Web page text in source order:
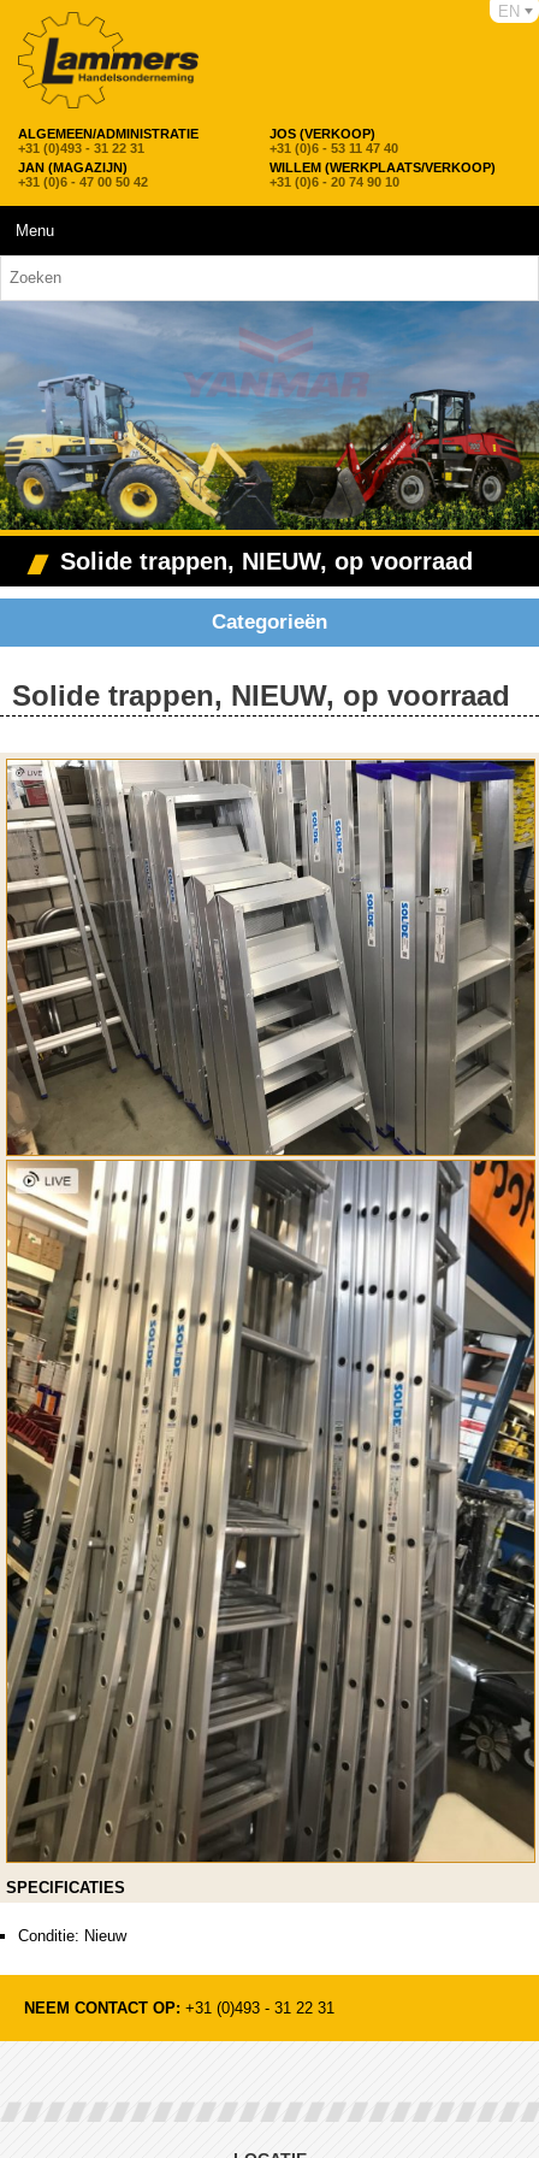
ALGEMEEN/ADMINISTRATIE
+31 (0)493 - 31 22 31
JOS (VERKOOP)
+31 (0)6 - 53 11 47 40
JAN (MAGAZIJN)
+31 (0)6 - 47 00 50 42
WILLEM (WERKPLAATS/VERKOOP)
+31 (0)6 - 20 74 90 10
EN
Menu
Solide trappen, NIEUW, op voorraad
Categorieën
Solide trappen, NIEUW, op voorraad
SPECIFICATIES
Conditie: Nieuw
NEEM CONTACT OP: +31 (0)493 - 31 22 31